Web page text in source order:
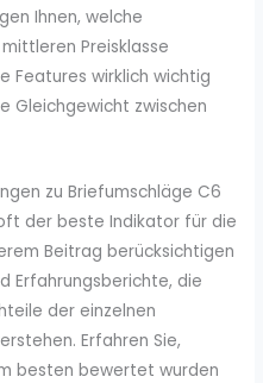
Ihnen, welche
Preisklasse
Features wirklich wichtig
Gleichgewicht zwischen
zu Briefumschläge C6
der beste Indikator für die
Beitrag berücksichtigen
Erfahrungsberichte, die
der einzelnen
Erfahren Sie,
besten bewertet wurden